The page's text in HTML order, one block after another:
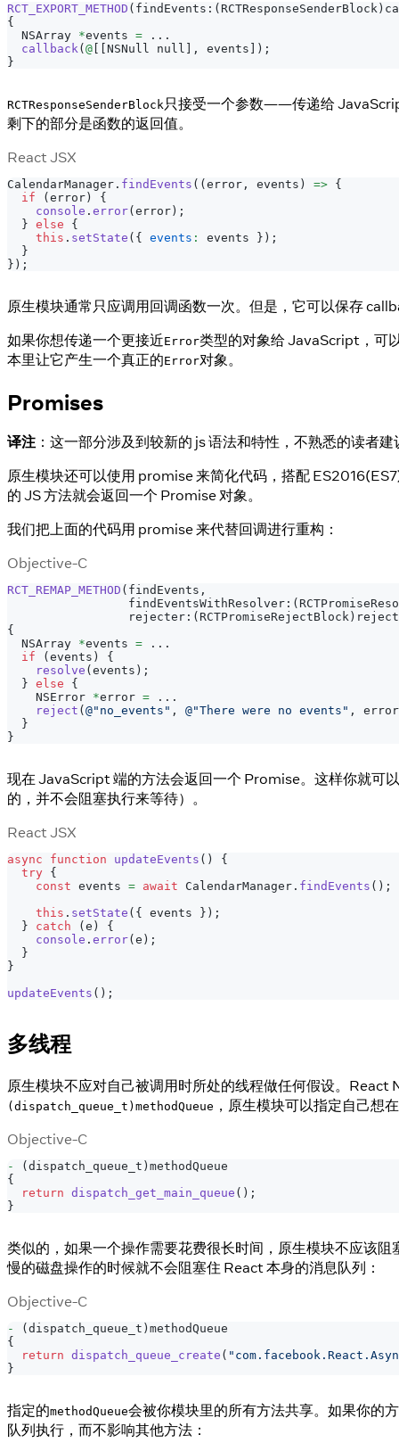
RCT_EXPORT_METHOD ( findEvents : ( RCTResponseSenderBlock )
{
  NSArray
*events = . . .
callback (@ [ [NSNull null ] , events ] ) ;
}
RCTResponseSenderBlock 只接受一个参数——传递给
剩下的部分是函数的返回值。
React JSX
CalendarManager . findEvents ( (error , events ) => {
if
(error)
{
console . error(error) ;
} else
{
this . setState ( { events : events } ) ;
}
} ) ;
原生模块通常只应调用回调函数一次。但是，它可以保存
如果你想传递一个更接近Error类型的对象给 JavaScript，可
本里让它产生一个真正的Error对象。
Promises
译注 ：这一部分涉及到较新的 js 语法和特性，不熟悉的读者
原生模块还可以使用 promise 来简化代码，搭配
的 JS 方法就会返回一个 Promise 对象。
我们把上面的代码用 promise 来代替回调进行重构：
Objective-C
RCT_REMAP_METHOD ( findEvents ,
                 findEventsWithResolver
: (
                 rejecter
: ( RCTPromiseRejectBlock ) reject
{
  NSArray
*events = . . .
if
( events )
{
resolve ( events ) ;
} else
{
    NSError
*error = . . .
reject ( @"no_events" , @"There were no events" ,
error
}
}
现在 JavaScript 端的方法会返回一个 Promise。这样你就可
的，并不会阻塞执行来等待）。
React JSX
async function updateEvents ( )
{
try {
const events = await CalendarManager . findEvents ( ) ;
this . setState ( { events } ) ;
}
catch ( e )
{
console . error( e ) ;
}
}
updateEvents ( ) ;
多线程
原生模块不应对自己被调用时所处的线程做任何假设。
(dispatch_queue_t)methodQueue ，原生模块可以指定自己想
Objective-C
- ( dispatch_queue_t ) methodQueue
{
return dispatch_get_main_queue ( ) ;
}
类似的，如果一个操作需要花费很长时间，原生模块不应该
慢的磁盘操作的时候就不会阻塞住 React 本身的消息队列：
Objective-C
- ( dispatch_queue_t ) methodQueue
{
return dispatch_queue_create (
}
指定的methodQueue会被你模块里的所有方法共享。如果你的
队列执行，而不影响其他方法：